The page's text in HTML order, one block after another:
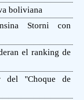
boliviana
Storni con
el ranking de
del ''Choque de